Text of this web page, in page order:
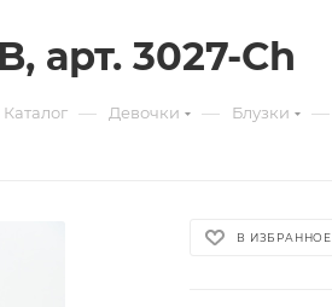
арт. 3027-Ch
Каталог — Девочки — Блузки —
В ИЗБРАННОЕ